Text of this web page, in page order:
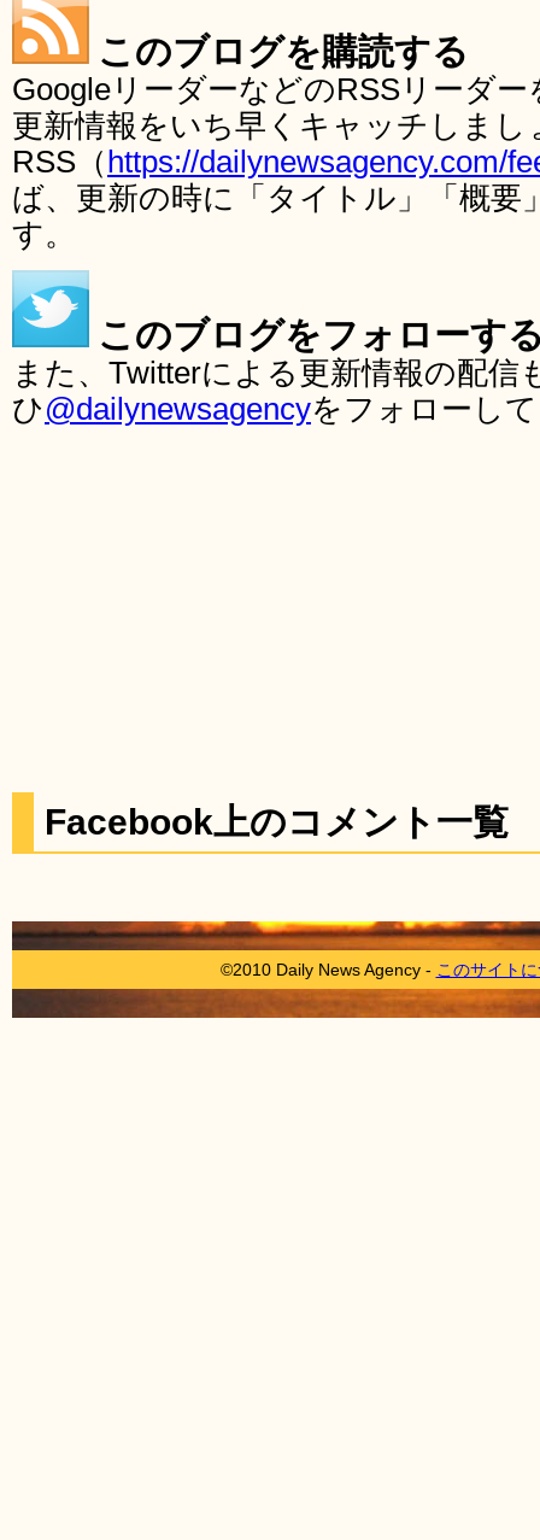
このブログを購読する
GoogleリーダーなどのRSSリーダ
更新情報をいち早くキャッチしま
RSS（ https://dailynewsagency.com/
ば、更新の時に「タイトル」「概要
す。
このブログをフォローす
また、Twitterによる更新情報の配
ひ@dailynewsagencyをフォローし
Facebook上のコメント一覧
©2010 Daily News Agency - このサイト